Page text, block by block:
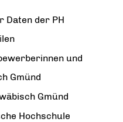
Daten der PH
und
Gmünd
Gmünd
Hochschule